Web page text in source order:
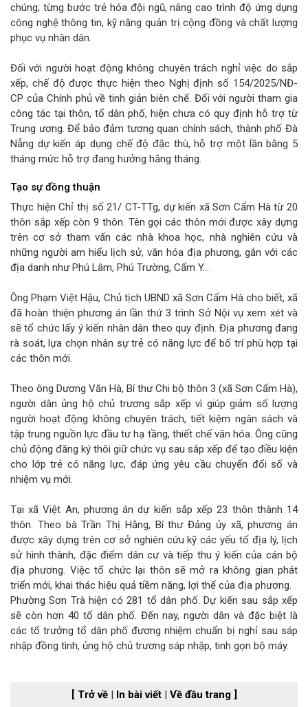
chúng; từng bước trẻ hóa đội ngũ, nâng cao trình độ ứng dụng
công nghệ thông tin, kỹ năng quản trị cộng đồng và chất lượng
phục vụ nhân dân.
Đối với người hoạt động không chuyên trách nghỉ việc do sắp
xếp, chế độ được thực hiện theo Nghị định số 154/2025/NĐ-
CP của Chính phủ về tinh giản biên chế. Đối với người tham gia
công tác tại thôn, tổ dân phố, hiện chưa có quy định hỗ trợ từ
Trung ương. Để bảo đảm tương quan chính sách, thành phố Đà
Nẵng dự kiến áp dụng chế độ đặc thù, hỗ trợ một lần bằng 5
tháng mức hỗ trợ đang hưởng hằng tháng.
Tạo sự đồng thuận
Thực hiện Chỉ thị số 21/ CT-TTg, dự kiến xã Sơn Cẩm Hà từ 20
thôn sắp xếp còn 9 thôn. Tên gọi các thôn mới được xây dựng
trên cơ sở tham vấn các nhà khoa học, nhà nghiên cứu và
những người am hiểu lịch sử, văn hóa địa phương, gắn với các
địa danh như Phú Lâm, Phú Trường, Cẩm Y...
Ông Phạm Việt Hậu, Chủ tịch UBND xã Sơn Cẩm Hà cho biết, xã
đã hoàn thiện phương án lần thứ 3 trình Sở Nội vụ xem xét và
sẽ tổ chức lấy ý kiến nhân dân theo quy định. Địa phương đang
rà soát, lựa chọn nhân sự trẻ có năng lực để bố trí phù hợp tại
các thôn mới.
Theo ông Dương Văn Hà, Bí thư Chi bộ thôn 3 (xã Sơn Cẩm Hà),
người dân ủng hộ chủ trương sắp xếp vì giúp giảm số lượng
người hoạt động không chuyên trách, tiết kiệm ngân sách và
tập trung nguồn lực đầu tư hạ tầng, thiết chế văn hóa. Ông cũng
chủ động đăng ký thôi giữ chức vụ sau sắp xếp để tạo điều kiện
cho lớp trẻ có năng lực, đáp ứng yêu cầu chuyển đổi số và
nhiệm vụ mới.
Tại xã Việt An, phương án dự kiến sắp xếp 23 thôn thành 14
thôn. Theo bà Trần Thị Hằng, Bí thư Đảng ủy xã, phương án
được xây dựng trên cơ sở nghiên cứu kỹ các yếu tố địa lý, lịch
sử hình thành, đặc điểm dân cư và tiếp thu ý kiến của cán bộ
địa phương. Việc tổ chức lại thôn sẽ mở ra không gian phát
triển mới, khai thác hiệu quả tiềm năng, lợi thế của địa phương.
Phường Sơn Trà hiện có 281 tổ dân phố. Dự kiến sau sắp xếp
sẽ còn hơn 40 tổ dân phố. Đến nay, người dân và đặc biệt là
các tổ trưởng tổ dân phố đương nhiệm chuẩn bị nghỉ sau sáp
nhập đồng tình, ủng hộ chủ trương sáp nhập, tinh gọn bộ máy.
[ Trở về | In bài viết | Về đầu trang ]